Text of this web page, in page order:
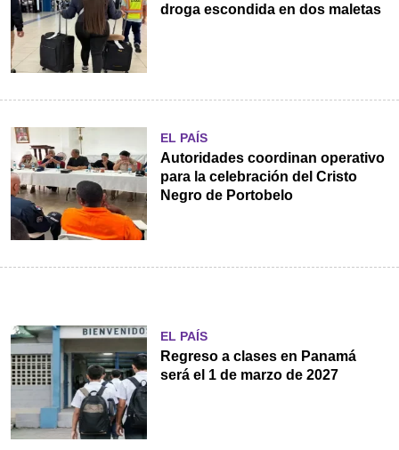
droga escondida en dos maletas
EL PAÍS
Autoridades coordinan operativo
para la celebración del Cristo
Negro de Portobelo
EL PAÍS
Regreso a clases en Panamá
será el 1 de marzo de 2027